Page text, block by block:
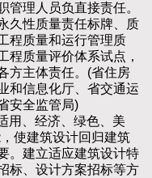
管理人员负直接责任。
久性质量责任标牌、质
程质量和运行管理质
程质量评价体系试点，
方主体责任。(省住房
和信息化厅、省交通运
安全监管局)
、经济、绿色、美
使建筑设计回归建筑
。建立适应建筑设计特
标、设计方案招标等方